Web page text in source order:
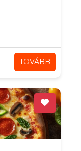
TOVÁBB